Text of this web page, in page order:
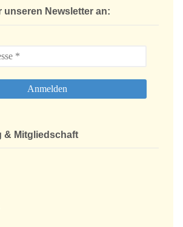
unseren Newsletter an:
& Mitgliedschaft